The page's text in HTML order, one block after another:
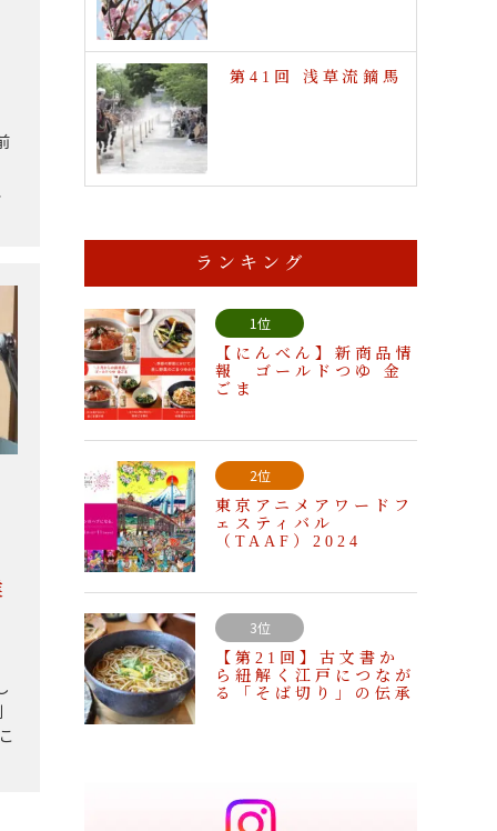
第41回 浅草流鏑馬
ランキング
1位
【にんべん】新商品情
報 ゴールドつゆ 金
ごま
2位
東京アニメアワードフ
ェスティバル
（TAAF）2024
3位
【第21回】古文書か
ら紐解く江戸につなが
る「そば切り」の伝承